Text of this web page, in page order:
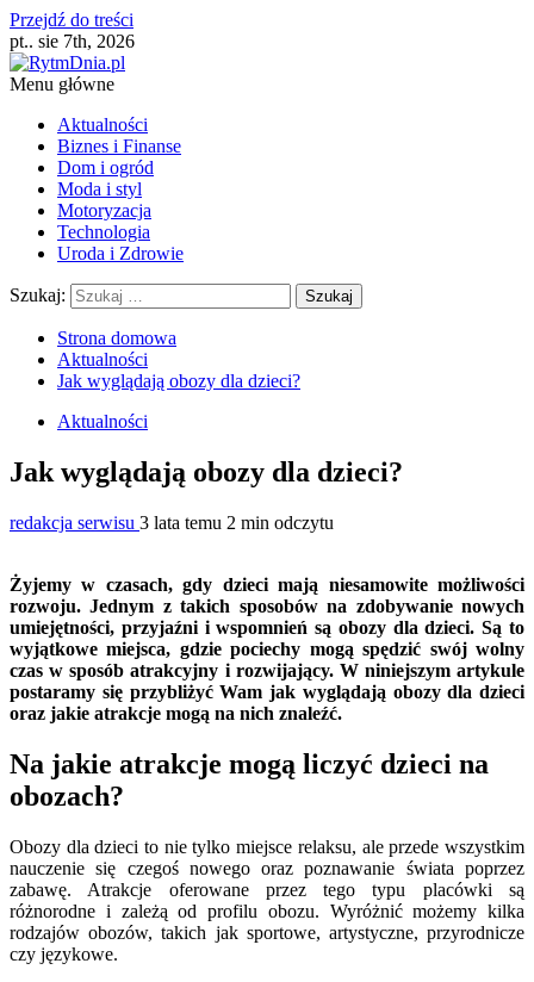
Przejdź do treści
pt.. sie 7th, 2026
Menu główne
Aktualności
Biznes i Finanse
Dom i ogród
Moda i styl
Motoryzacja
Technologia
Uroda i Zdrowie
Szukaj:
Strona domowa
Aktualności
Jak wyglądają obozy dla dzieci?
Aktualności
Jak wyglądają obozy dla dzieci?
redakcja serwisu 3 lata temu 2 min odczytu
Żyjemy w czasach, gdy dzieci mają niesamowite możliwości
rozwoju. Jednym z takich sposobów na zdobywanie nowych
umiejętności, przyjaźni i wspomnień są obozy dla dzieci. Są to
wyjątkowe miejsca, gdzie pociechy mogą spędzić swój wolny
czas w sposób atrakcyjny i rozwijający. W niniejszym artykule
postaramy się przybliżyć Wam jak wyglądają obozy dla dzieci
oraz jakie atrakcje mogą na nich znaleźć.
Na jakie atrakcje mogą liczyć dzieci na
obozach?
Obozy dla dzieci to nie tylko miejsce relaksu, ale przede wszystkim
nauczenie się czegoś nowego oraz poznawanie świata poprzez
zabawę. Atrakcje oferowane przez tego typu placówki są
różnorodne i zależą od profilu obozu. Wyróżnić możemy kilka
rodzajów obozów, takich jak sportowe, artystyczne, przyrodnicze
czy językowe.